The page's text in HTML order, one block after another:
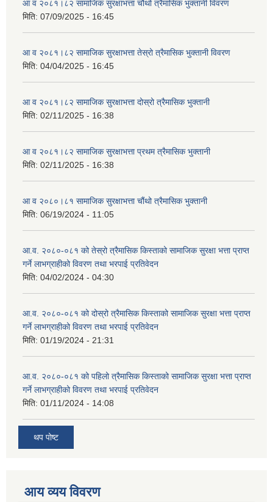
आ व २०८१।८२ सामाजिक सुरक्षाभत्ता चौथो त्रैमासिक भुक्तानी विवरण
मिति: 07/09/2025 - 16:45
आ व २०८१।८२ सामाजिक सुरक्षाभत्ता तेस्रो त्रैमासिक भुक्तानी विवरण
मिति: 04/04/2025 - 16:45
आ व २०८१।८२ सामाजिक सुरक्षाभत्ता दोस्रो त्रैमासिक भुक्तानी
मिति: 02/11/2025 - 16:38
आ व २०८१।८२ सामाजिक सुरक्षाभत्ता प्रथम त्रैमासिक भुक्तानी
मिति: 02/11/2025 - 16:38
आ व २०८०।८१ सामाजिक सुरक्षाभत्ता चौंथो त्रैमासिक भुक्तानी
मिति: 06/19/2024 - 11:05
आ.व. २०८०-०८१ को तेस्रो त्रैमासिक किस्ताको सामाजिक सुरक्षा भत्ता प्राप्त
गर्ने लाभग्राहीको विवरण तथा भरपाई प्रतिवेदन
मिति: 04/02/2024 - 04:30
आ.व. २०८०-०८१ को दोस्रो त्रैमासिक किस्ताको सामाजिक सुरक्षा भत्ता प्राप्त
गर्ने लाभग्राहीको विवरण तथा भरपाई प्रतिवेदन
मिति: 01/19/2024 - 21:31
आ.व. २०८०-०८१ को पहिलो त्रैमासिक किस्ताको सामाजिक सुरक्षा भत्ता प्राप्त
गर्ने लाभग्राहीको विवरण तथा भरपाई प्रतिवेदन
मिति: 01/11/2024 - 14:08
थप पोष्ट
आय व्यय विवरण